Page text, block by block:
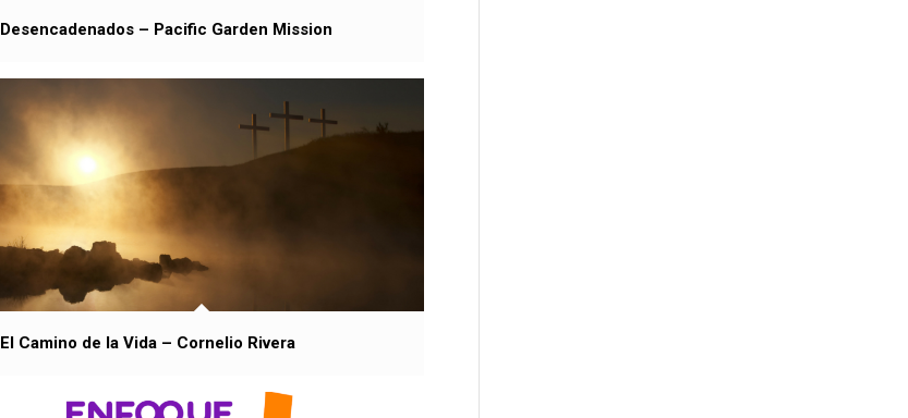
Desencadenados – Pacific Garden Mission
El Camino de la Vida – Cornelio Rivera